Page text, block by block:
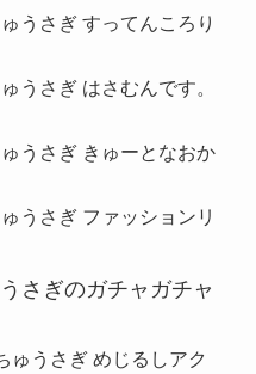
うさぎ すってんころり
うさぎ はさむんです。
うさぎ きゅーとなおか
うさぎ ファッションリ
さぎのガチャガチャ
ゅうさぎ めじるしアク